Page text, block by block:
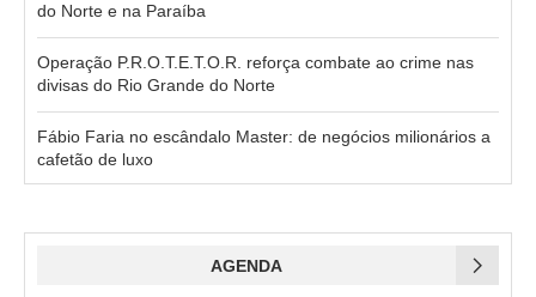
do Norte e na Paraíba
Operação P.R.O.T.E.T.O.R. reforça combate ao crime nas
divisas do Rio Grande do Norte
Fábio Faria no escândalo Master: de negócios milionários a
cafetão de luxo
AGENDA